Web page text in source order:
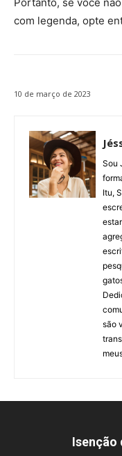
com legenda, opte
10 de março de 2023
Sou
Itu,
são
Isenção